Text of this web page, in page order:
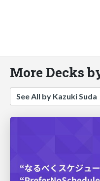
More Decks
See All by Kazuki Suda